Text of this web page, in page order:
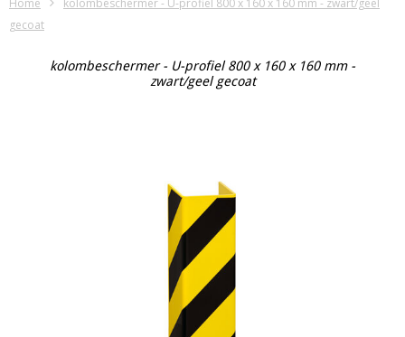
Home
kolombeschermer - U-profiel 800 x 160 x 160 mm - zwart/geel
gecoat
kolombeschermer - U-profiel 800 x 160 x 160 mm -
zwart/geel gecoat